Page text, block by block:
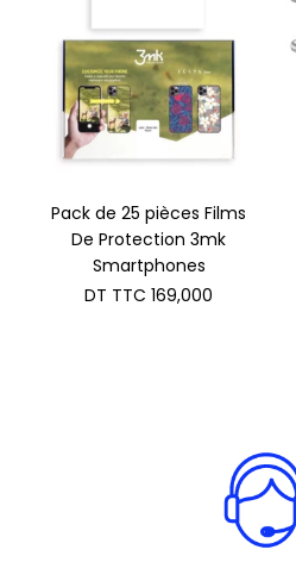
Pack de 25 pièces Films
De Protection 3mk
Smartphones
DT TTC 169,000